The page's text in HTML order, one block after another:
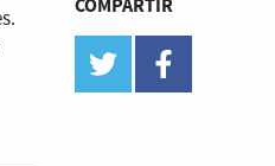
COMPARTIR
twitter